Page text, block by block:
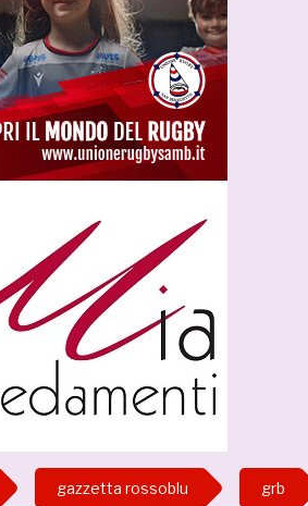
gazzetta rossoblu grb